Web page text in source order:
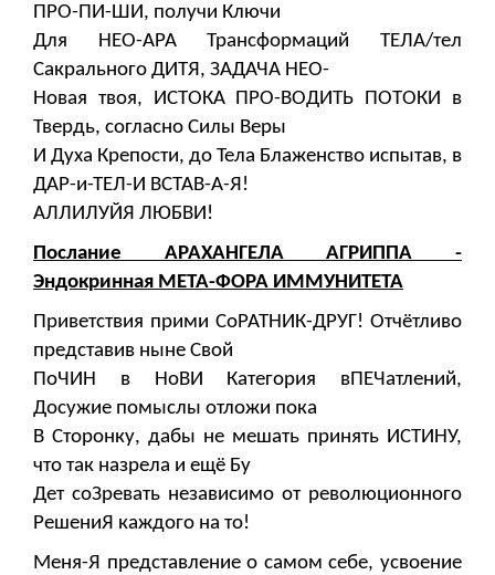
ПРО-ПИ-ШИ, получи Ключи
Для НЕО-АРА Трансформаций ТЕЛА/тел
Сакрального ДИТЯ, ЗАДАЧА НЕО-
Новая твоя, ИСТОКА ПРО-ВОДИТЬ ПОТОКИ в
Твердь, согласно Силы Веры
И Духа Крепости, до Тела Блаженство испытав, в
ДАР-и-ТЕЛ-И ВСТАВ-А-Я!
АЛЛИЛУЙЯ ЛЮБВИ!
Послание АРАХАНГЕЛА АГРИППА -
Эндокринная МЕТА-ФОРА ИММУНИТЕТА
Приветствия прими СоРАТНИК-ДРУГ! Отчётливо
представив ныне Свой
ПоЧИН в НоВИ Категория вПЕЧатлений,
Досужие помыслы отложи пока
В Сторонку, дабы не мешать принять ИСТИНУ,
что так назрела и ещё Бу
Дет соЗревать независимо от революционного
РешениЯ каждого на то!
Меня-Я представление о самом себе, усвоение